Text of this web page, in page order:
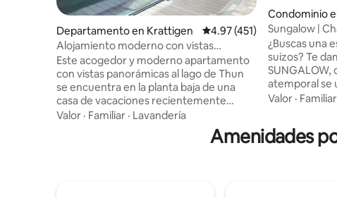
Departamento en Krattigen Calificación promedio: 4.97
4.97 (451)
Alojamiento moderno con vistas
panorámicas al lago de Thun
Este acogedor y moderno apartamento
con vistas panorámicas al lago de Thun
se encuentra en la planta baja de una
casa de vacaciones recientemente
renovada. Se encuentra en una zona
tranquila del pueblo y es el punto de
partida para excursiones a montañas y
Valor · Familiar · Lavandería
Condominio
Sungalow |
vintage-chic
¿Buscas una
suizos? Te
SUNGALOW,
atemporal se
moderna. Recién renovado en 2024,
espacios de
con vistas al
Valor · Familiar
Amenidades